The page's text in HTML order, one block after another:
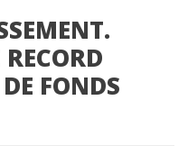
FONDS